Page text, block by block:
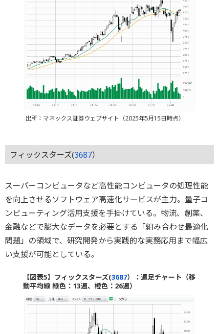
出所：マネックス証券ウェブサイト（2025年5月15日時点）
フィックスターズ(3687）
スーパーコンピュータなど高性能コンピュータの処理性能
を向上させるソフトウェア高速化サービスが主力。量子コ
ンピューティング活用支援を手掛けている。物流、創薬、
金融などで膨大なデータを必要とする「組み合わせ最適化
問題」の領域で、研究開発から実践的な実務応用まで幅広
い支援が可能としている。
【図表5】フィックスターズ(3687）：週足チャート（移
動平均線 緑色：13週、橙色：26週）